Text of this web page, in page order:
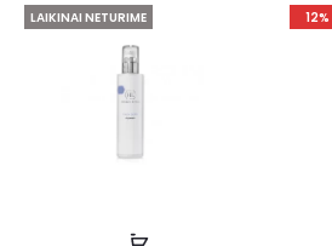
LAIKINAI NETURIME 12%